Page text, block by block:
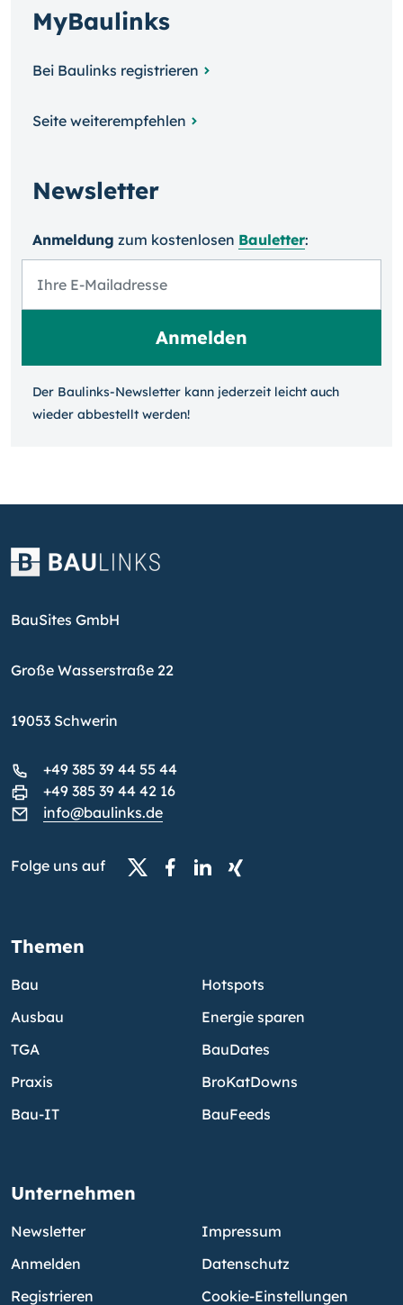
MyBaulinks
Bei Baulinks registrieren
Seite weiterempfehlen
Newsletter
Anmeldung zum kosten­losen Bauletter:
Der Baulinks-Newsletter kann jeder­zeit leicht auch
wieder ab­bestellt werden!
BauSites GmbH
Große Wasserstraße 22
19053 Schwerin
+49 385 39 44 55 44
+49 385 39 44 42 16
info@baulinks.de
Folge uns auf
Themen
Bau
Ausbau
TGA
Praxis
Bau-IT
Hotspots
Energie sparen
BauDates
BroKatDowns
BauFeeds
Unternehmen
Newsletter
Anmelden
Registrieren
Impressum
Datenschutz
Cookie-Einstellungen